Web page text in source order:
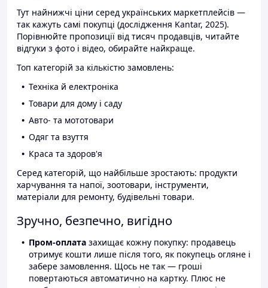
Тут найнижчі ціни серед українських маркетплейсів —
так кажуть самі покупці (дослідження Kantar, 2025).
Порівнюйте пропозиції від тисяч продавців, читайте
відгуки з фото і відео, обирайте найкраще.
Топ категорій за кількістю замовлень:
Техніка й електроніка
Товари для дому і саду
Авто- та мототовари
Одяг та взуття
Краса та здоров'я
Серед категорій, що найбільше зростають: продукти
харчування та напої, зоотовари, інструменти,
матеріали для ремонту, будівельні товари.
Зручно, безпечно, вигідно
Пром-оплата захищає кожну покупку: продавець
отримує кошти лише після того, як покупець огляне і
забере замовлення. Щось не так — гроші
повертаються автоматично на картку. Плюс не